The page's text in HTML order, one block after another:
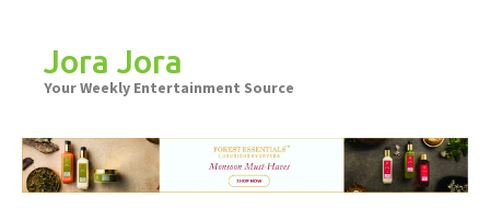
contentJora Jora
Your Weekly Entertainment Source